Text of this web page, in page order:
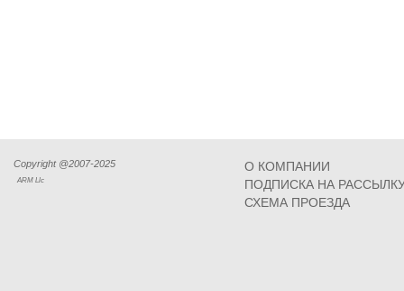
Copyright @2007-2025
ARM Llc
О КОМПАНИИ
ПОДПИСКА НА
СХЕМА ПРОЕЗДА